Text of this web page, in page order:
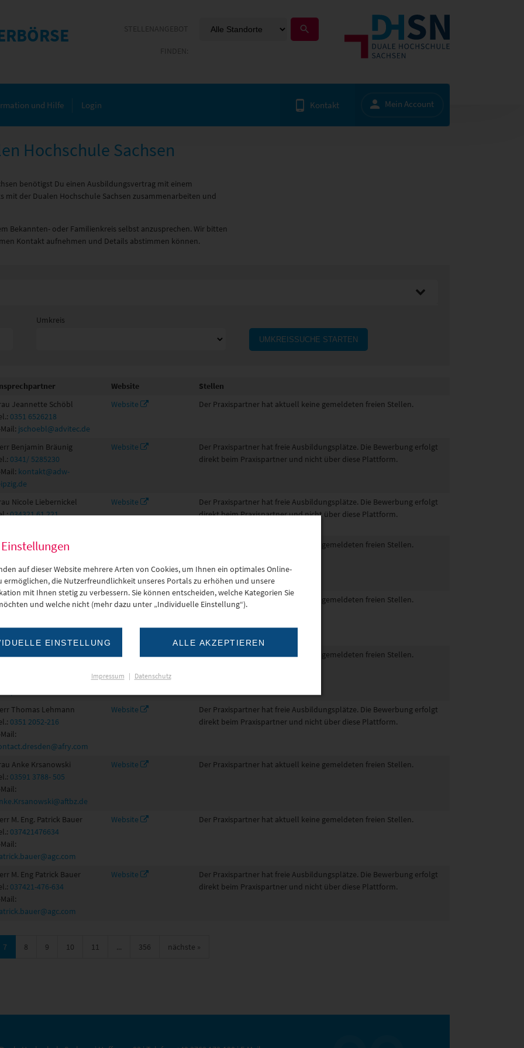
und Hilfe Login Mein Account
Kontakt
Hochschule Sachsen
benötigst Du einen Ausbildungsvertrag mit einem
mit der Dualen Hochschule Sachsen zusammenarbeiten und
Bekannten- oder Familienkreis selbst anzusprechen. Wir bitten
Kontakt aufnehmen und Details abstimmen können.
Umkreis
UMKREISSUCHE STARTEN
Website
Stellen
Jeannette Schöbl
0351 6526218
jschoebl@advitec.de
Website Der Praxispartner hat aktuell keine gemeldeten freien Stellen.
Benjamin Bräunig
0341/ 5285230
kontakt@adw-
Website
Der Praxispartner hat freie Ausbildungsplätze. Die Bewerbung erfolgt
direkt beim Praxispartner und nicht über diese Plattform.
Nicole Liebernickel
034321 61 221
Website
Der Praxispartner hat freie Ausbildungsplätze. Die Bewerbung erfolgt
direkt beim Praxispartner und nicht über diese Plattform.
Tino Storch
Der Praxispartner hat aktuell keine gemeldeten freien Stellen.
Herr Denis Pätz
Website Der Praxispartner hat aktuell keine gemeldeten freien Stellen.
Der Praxispartner hat aktuell keine gemeldeten freien Stellen.
Thomas Lehmann
0351 2052-216
Website
Der Praxispartner hat freie Ausbildungsplätze. Die Bewerbung erfolgt
direkt beim Praxispartner und nicht über diese Plattform.
Anke Krsanowski
03591 3788- 505
Website Der Praxispartner hat aktuell keine gemeldeten freien Stellen.
M. Eng. Patrick Bauer
037421476634
Website Der Praxispartner hat aktuell keine gemeldeten freien Stellen.
M. Eng Patrick Bauer
037421-476-634
Website
Der Praxispartner hat freie Ausbildungsplätze. Die Bewerbung erfolgt
direkt beim Praxispartner und nicht über diese Plattform.
7 8 9 10 11 ... 356 nächste »
auf dieser Website mehrere Arten von Cookies, um Ihnen ein optimales Online-
ermöglichen, die Nutzerfreundlichkeit unseres Portals zu erhöhen und unsere
mit Ihnen stetig zu verbessern. Sie können entscheiden, welche Kategorien Sie
und welche nicht (mehr dazu unter „Individuelle Einstellung“).
EINSTELLUNG ALLE AKZEPTIEREN
Impressum | Datenschutz